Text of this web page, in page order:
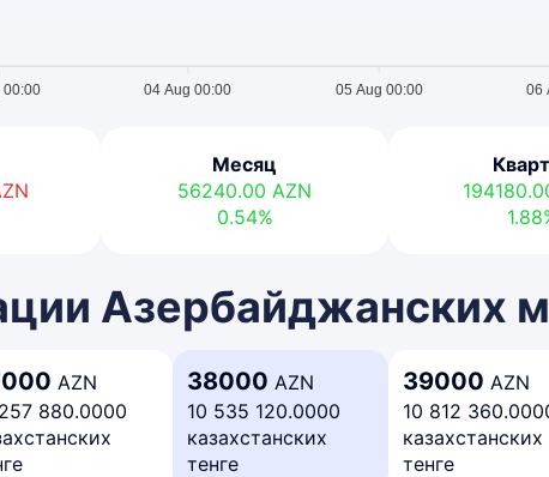
00:00 04 Aug 00:00 05 Aug 00:00 06
Месяц
56240.00 AZN
0.54%
Азербайджанских
AZN
880.0000
38000 AZN
10 535 120.0000
казахстанских
тенге
39000 AZN
10 812
казахстанских
тенге